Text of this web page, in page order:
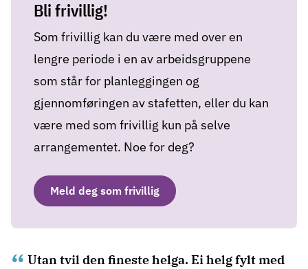
Bli frivillig!
Som frivillig kan du være med over en
lengre periode i en av arbeidsgruppene
som står for planleggingen og
gjennomføringen av stafetten, eller du kan
være med som frivillig kun på selve
arrangementet. Noe for deg?
Meld deg som frivillig
Utan tvil den fineste helga. Ei helg fylt med